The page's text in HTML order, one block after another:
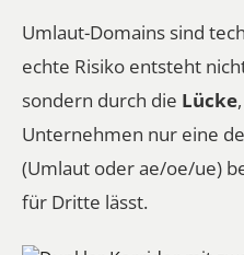
Umlaut-Domains sind
echte Risiko entsteht
sondern durch die Lücke
Unternehmen nur eine
(Umlaut oderae/oe/ue)
für Dritte lässt.